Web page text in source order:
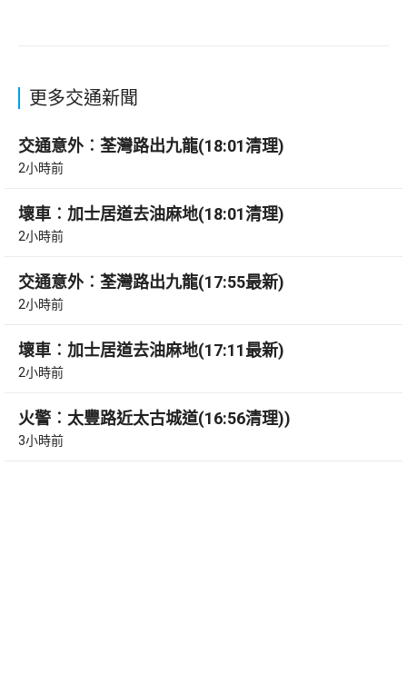
更多交通新聞
交通意外︰荃灣路出九龍(18:01清理)
2小時前
壞車︰加士居道去油麻地(18:01清理)
2小時前
交通意外︰荃灣路出九龍(17:55最新)
2小時前
壞車︰加士居道去油麻地(17:11最新)
2小時前
火警︰太豐路近太古城道(16:56清理))
3小時前